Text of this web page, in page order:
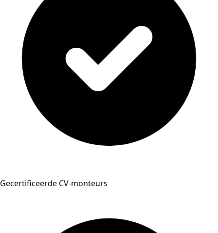
Gecertificeerde CV-monteurs